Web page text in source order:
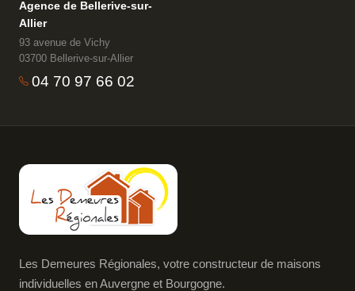
Agence de Bellerive-sur-
Allier
93 avenue de Vichy
03700 Bellerive-sur-Allier
04 70 97 66 02
Les Demeures Régionales, votre constructeur de maisons
individuelles en Auvergne et Bourgogne.